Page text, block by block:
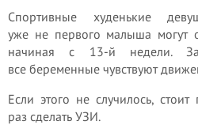
Спортивные худенькие
уже не первого малыша могут
начиная с 13-й недели.
все беременные чувствуют
Если этого не случилось,
раз сделать УЗИ.